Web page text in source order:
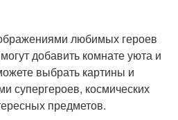
любимых героев
добавить комнате уюта и
выбрать картины и
супергероев, космических
предметов.